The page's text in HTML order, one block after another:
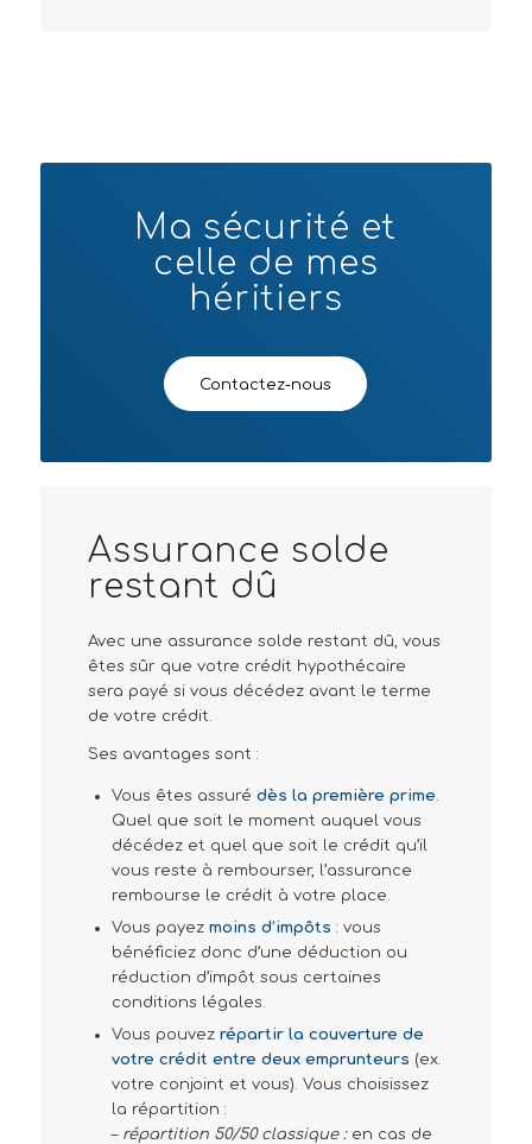
Ma sécurité et
celle de mes
héritiers
Contactez-nous
Assurance solde
restant dû
Avec une assurance solde restant dû, vous
êtes sûr que votre crédit hypothécaire
sera payé si vous décédez avant le terme
de votre crédit.
Ses avantages sont :
Vous êtes assuré dès la première prime.
Quel que soit le moment auquel vous
décédez et quel que soit le crédit qu’il
vous reste à rembourser, l’assurance
rembourse le crédit à votre place.
Vous payez moins d’impôts : vous
bénéficiez donc d’une déduction ou
réduction d’impôt sous certaines
conditions légales.
Vous pouvez répartir la couverture de
votre crédit entre deux emprunteurs (ex.
votre conjoint et vous). Vous choisissez
la répartition :
– répartition 50/50 classique :en cas de